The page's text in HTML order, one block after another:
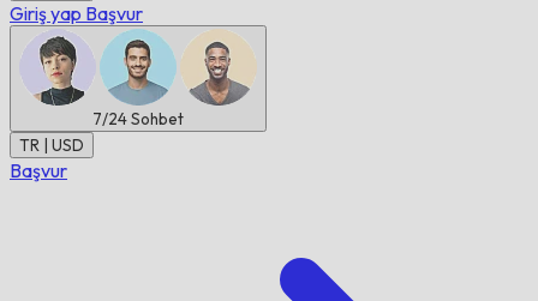
Giriş yap Başvur
7/24Sohbet
TR | USD
Başvur